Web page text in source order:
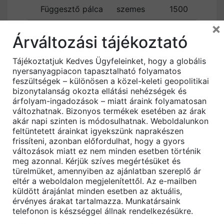
Függesztő pálca szemes 1500
Akusztikus
kengyel
3-6
Akusztikus
kengyel
6-9
Akusztikus
kengyel
9-12
Gipszkarton csavarok
Termék
Méret
(mm)
Ár
(Ft/db)
Famenetes
Árváltozási tájékoztató
Tájékoztatjuk Kedves Ügyfeleinket, hogy a globális
nyersanyagpiacon tapasztalható folyamatos
feszültségek – különösen a közel-keleti geopolitikai
bizonytalanság okozta ellátási nehézségek és
árfolyam-ingadozások – miatt áraink folyamatosan
változhatnak. Bizonyos termékek esetében az árak
akár napi szinten is módosulhatnak. Weboldalunkon
feltüntetett árainkat igyekszünk naprakészen
frissíteni, azonban előfordulhat, hogy a gyors
változások miatt ez nem minden esetben történik
meg azonnal. Kérjük szíves megértésüket és
türelmüket, amennyiben az ajánlatban szereplő ár
eltér a weboldalon megjelenítettől. Az e-mailben
küldött árajánlat minden esetben az aktuális,
érvényes árakat tartalmazza. Munkatársaink
telefonon is készséggel állnak rendelkezésükre.
×